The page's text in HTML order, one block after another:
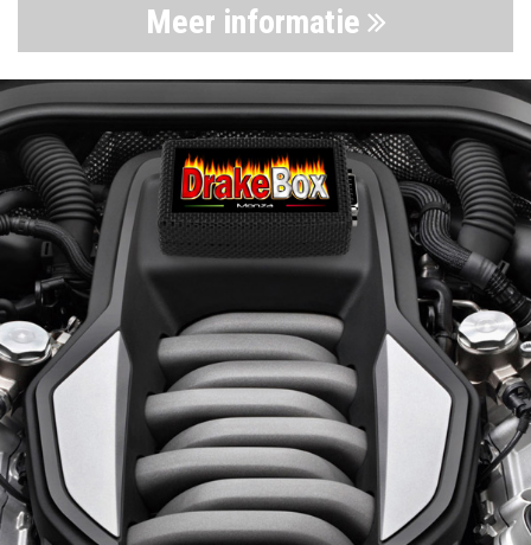
Meer informatie